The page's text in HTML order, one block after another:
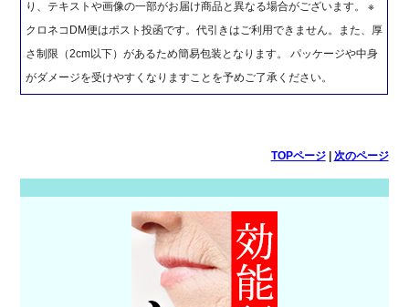
り、テキストや画像の一部がお届け商品と異なる場合がございます。 ※
クロネコDM便はポスト投函です。代引きはご利用できません。また、厚
さ制限（2cm以下）があるため簡易包装となります。 パッケージや中身
がダメージを受けやすくなりますことを予めご了承ください。
TOPページ| 次のページ